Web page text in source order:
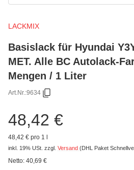
LACKMIX
Basislack für Hyundai
MET. Alle BC Autolack-
Mengen / 1 Liter
Art.Nr.:9634
48,42 €
48,42 € pro 1 l
inkl. 19% USt. zzgl. Versand (DHL Paket
Netto: 40,69 €